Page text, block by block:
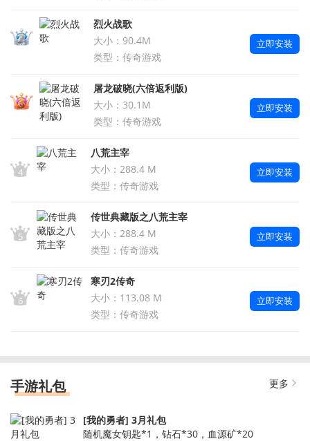
烈火战歌
大小：90.4M
类型：传奇游戏
立即安装
屠龙破晓(六倍返利版)
大小：30.1M
类型：传奇游戏
立即安装
4
八荒主宰
大小：288.4 M
类型：传奇游戏
立即安装
5
传世典藏版之八荒主宰
大小：288.4 M
类型：传奇游戏
立即安装
6
寒刃2传奇
大小：113.08 M
类型：传奇游戏
立即安装
手游礼包 更多
[我的勇者] 3月礼包
随机魔女钥匙*1，钻石*30，血源矿*20